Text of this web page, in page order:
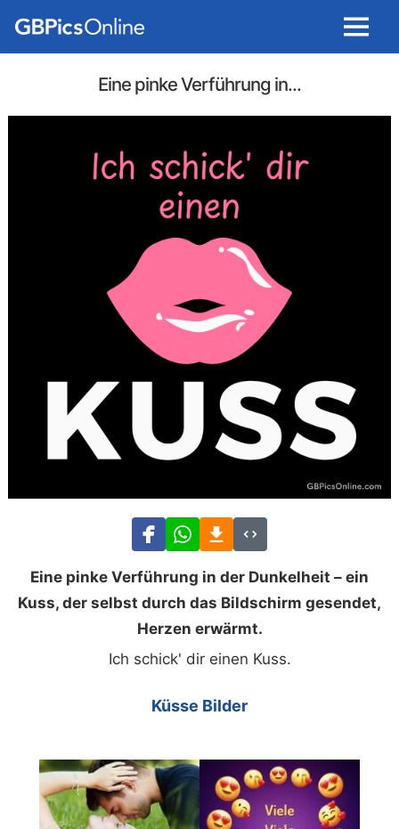
Menu
Eine pinke Verführung in...
Eine pinke Verführung in der Dunkelheit – ein
Kuss, der selbst durch das Bildschirm gesendet,
Herzen erwärmt.
Ich schick' dir einen Kuss.
Küsse Bilder